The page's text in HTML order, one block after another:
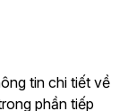
tin chi tiết về
phần tiếp